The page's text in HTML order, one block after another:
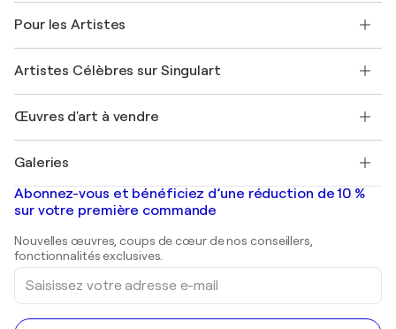
Offrir une carte cadeau
Rejoignez notre programme commercial
Mon compte
+33 1 76 44 06 42
FAQ
Magazine Singulart
Emplois
Découvrez une sélection d'art original
Pour les Artistes
Se connecter en tant qu'Artiste
Artistes Célèbres sur Singulart
Marc Chagall
Banksy
Mr. Brainwash
Shepard Fairey
Œuvres d'art à vendre
Tableaux abstraits à vendre
Peintures de paysage
Estampes
Peintures acryliques
Galeries
Galeries d'art en France
Galeries d'art en Belgique
Abonnez-vous et bénéficiez d’une réduction de 10 %
sur votre première commande
Nouvelles œuvres, coups de cœur de nos conseillers,
fonctionnalités exclusives.
Saisissez
votre
adresse
e-